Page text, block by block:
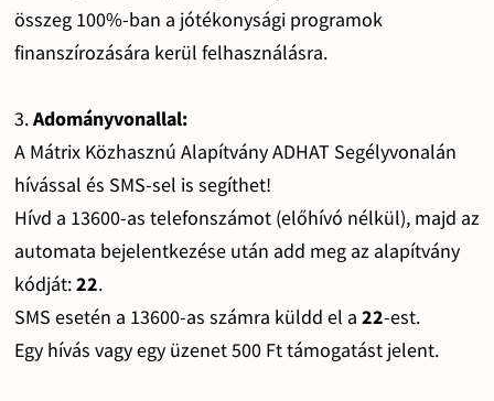
összeg 100%-ban a jótékonysági programok
finanszírozására kerül felhasználásra.
3.Adományvonallal:
A Mátrix Közhasznú Alapítvány ADHAT Segélyvonalán
hívással és SMS-sel is segíthet!
Hívd a 13600-as telefonszámot (előhívó nélkül), majd az
automata bejelentkezése után add meg az alapítvány
kódját:22.
SMS esetén a 13600-as számra küldd el a 22-est.
Egy hívás vagy egy üzenet 500 Ft támogatást jelent.